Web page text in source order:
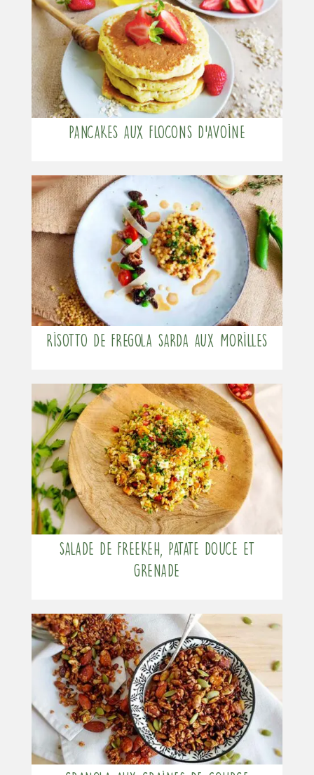
Pancakes aux flocons d’avoine
Risotto de Fregola Sarda aux Morilles
Salade de Freekeh, patate douce et
grenade